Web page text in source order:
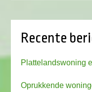
Recente
Plattelandswoning
Oprukkende